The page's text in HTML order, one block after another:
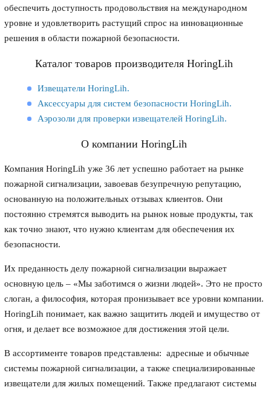
обеспечить доступность продовольствия на международном
уровне и удовлетворить растущий спрос на инновационные
решения в области пожарной безопасности.
Каталог товаров производителя HoringLih
Извещатели HoringLih.
Аксессуары для систем безопасности HoringLih.
Аэрозоли для проверки извещателей HoringLih.
О компании HoringLih
Компания HoringLih уже 36 лет успешно работает на рынке
пожарной сигнализации, завоевав безупречную репутацию,
основанную на положительных отзывах клиентов. Они
постоянно стремятся выводить на рынок новые продукты, так
как точно знают, что нужно клиентам для обеспечения их
безопасности.
Их преданность делу пожарной сигнализации выражает
основную цель – «Мы заботимся о жизни людей». Это не просто
слоган, а философия, которая пронизывает все уровни компании.
HoringLih понимает, как важно защитить людей и имущество от
огня, и делает все возможное для достижения этой цели.
В ассортименте товаров представлены: адресные и обычные
системы пожарной сигнализации, а также специализированные
извещатели для жилых помещений. Также предлагают системы